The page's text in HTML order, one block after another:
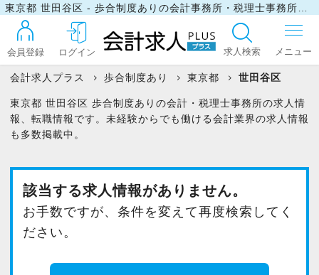
会員登録 ログイン 求人検索
ログイン
最近見た求人
マイリスト
会計求人プラス 歩合制度あり 東京都 世田谷区
東京都 世田谷区 歩合制度ありの会計・税理士事務所の求人情
報、転職情報です。未経験からでも働ける会計業界の求人情報
も多数掲載中。
該当する求人情報がありません。
お手数ですが、条件を変えて再度検索してく
ださい。